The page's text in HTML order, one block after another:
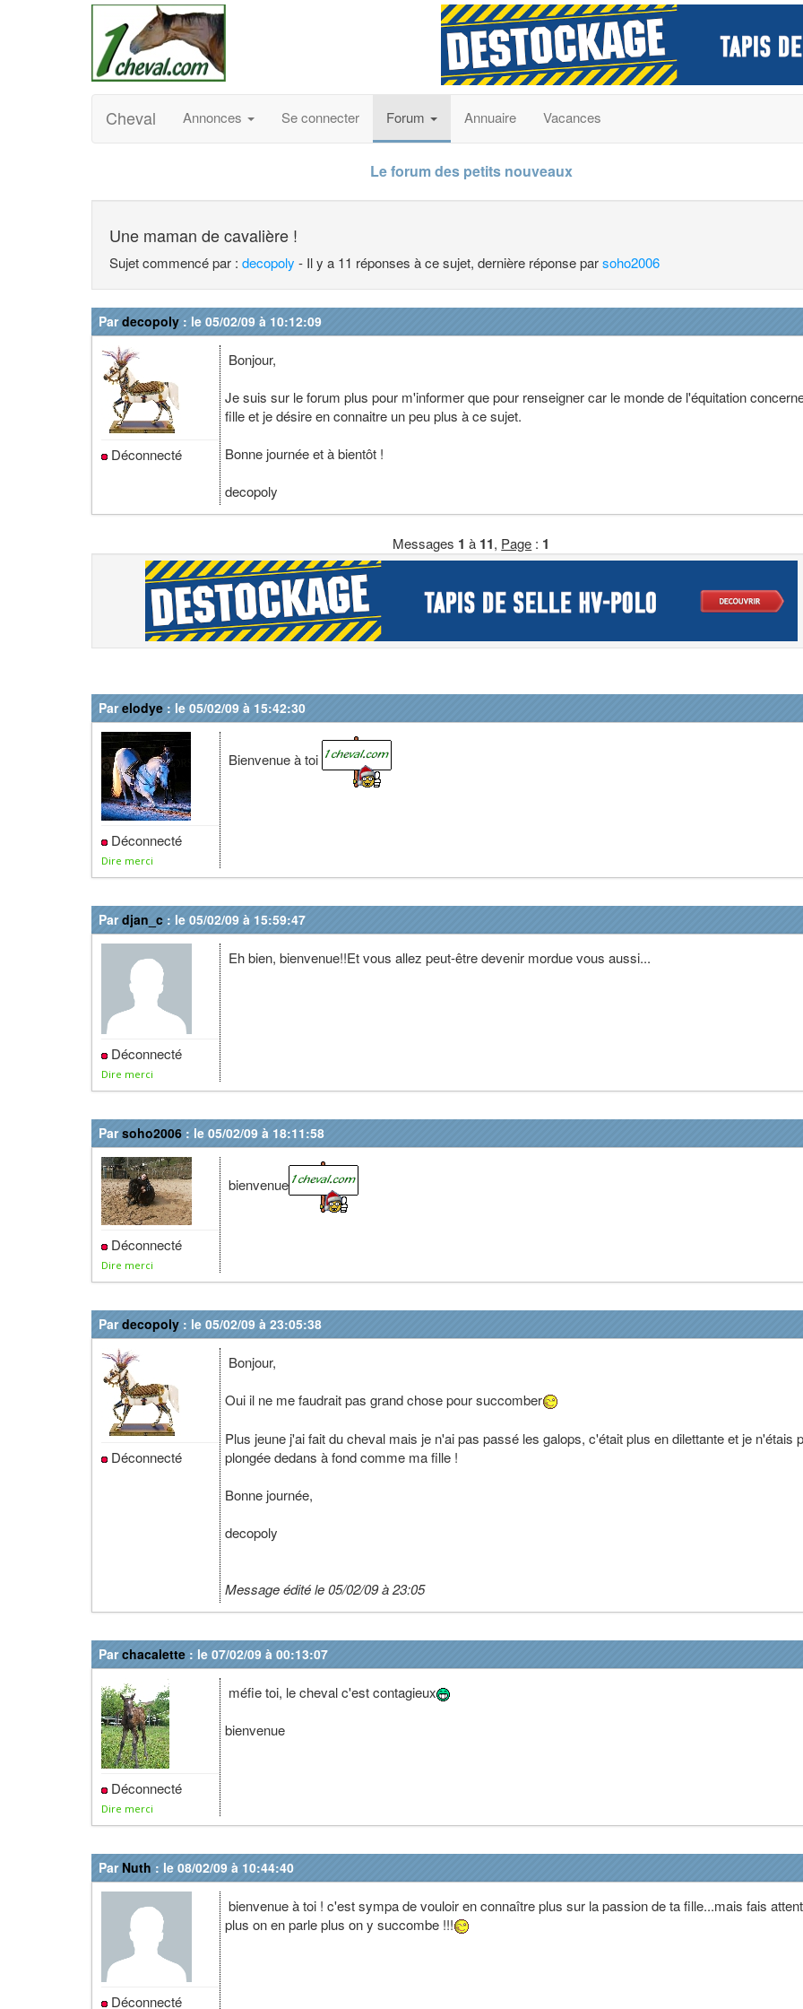
Cheval Annonces Se connecter Forum Annuaire Vacances
Le forum des petits nouveaux
Une maman de cavalière !
Sujet commencé par : decopoly - Il y a 11 réponses à ce sujet, dernière réponse parsoho2006
Pardecopoly : le 05/02/09 à 10:12:09
Déconnecté
Bonjour,
Je suis sur le forum plus pour m'informer que pour renseigner car le monde de l'équitation
fille et je désire en connaitre un peu plus à ce sujet.
Bonne journée et à bientôt !
decopoly
Messages 1 à 11, Page : 1
Parelodye : le 05/02/09 à 15:42:30
Déconnecté
Dire merci
Bienvenue à toi
Pardjan_c : le 05/02/09 à 15:59:47
Déconnecté
Dire merci
Eh bien, bienvenue!!Et vous allez peut-être devenir mordue vous aussi...
Parsoho2006 : le 05/02/09 à 18:11:58
Déconnecté
Dire merci
bienvenue
Pardecopoly : le 05/02/09 à 23:05:38
Déconnecté
Bonjour,
Oui il ne me faudrait pas grand chose pour succomber
Plus jeune j'ai fait du cheval mais je n'ai pas passé les galops, c'était plus en dilettante et je n'étais
plongée dedans à fond comme ma fille !
Bonne journée,
decopoly
Message édité le 05/02/09 à 23:05
Parchacalette : le 07/02/09 à 00:13:07
Déconnecté
Dire merci
méfie toi, le cheval c'est contagieux
bienvenue
Par Nuth : le 08/02/09 à 10:44:40
Déconnecté
bienvenue à toi ! c'est sympa de vouloir en connaître plus sur la passion de ta fille...mais fais
plus on en parle plus on y succombe !!!